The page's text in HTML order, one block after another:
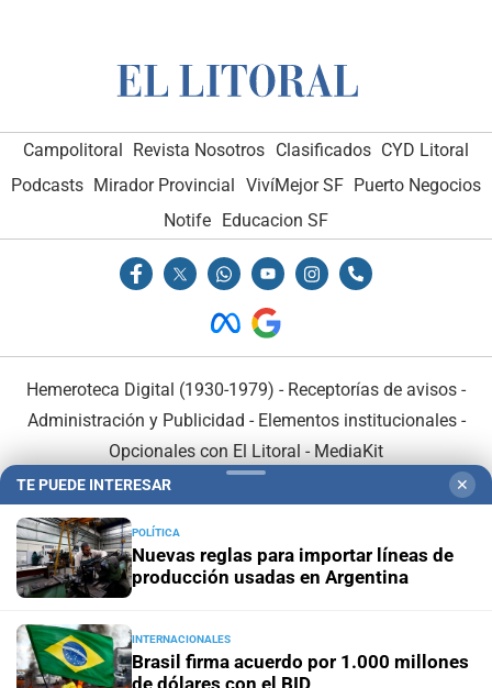
Campolitoral Revista Nosotros Clasificados CYD Litoral
Podcasts Mirador Provincial VivíMejor SF Puerto Negocios
Notife Educacion SF
Hemeroteca Digital (1930-1979) - Receptorías de avisos -
Administración y Publicidad - Elementos institucionales-
Opcionales con El Litoral - MediaKit
En Asociación con:
TE PUEDE INTERESAR ✕
POLÍTICA
Nuevas reglas para importar líneas de
producción usadas en Argentina
INTERNACIONALES
Brasil firma acuerdo por 1.000 millones
de dólares con el BID